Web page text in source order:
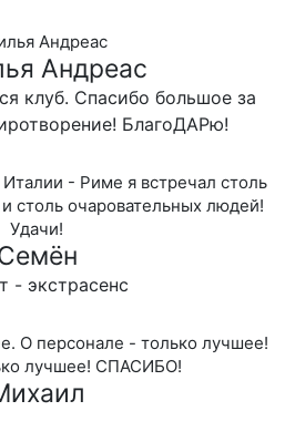
Андреас
Андреас
клуб. Спасибо большое за
БлагоДАРю!
- Риме я встречал столь
столь очаровательных людей!
Удачи!
- экстрасенс
О персонале - только лучшее!
лучшее! СПАСИБО!